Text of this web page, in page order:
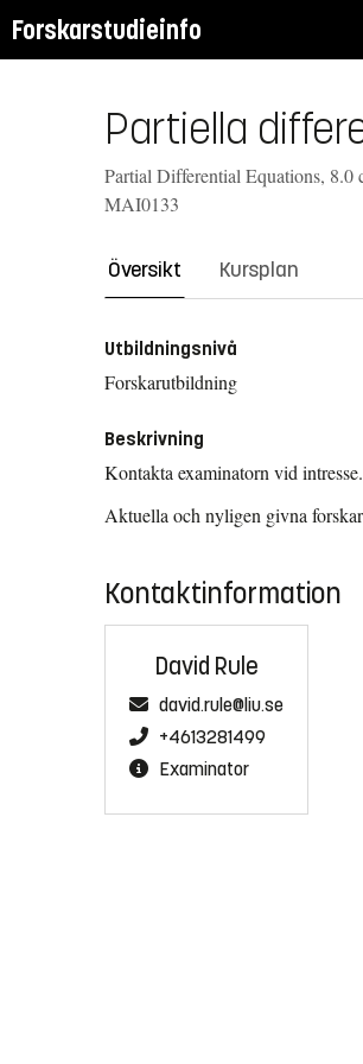
Forskarstudieinfo
Partiella
Partial Differential Equations, 8.0
MAI0133
Översikt Kursplan
Utbildningsnivå
Forskarutbildning
Beskrivning
Kontakta examinatorn vid intresse.
Aktuella och nyligen givna
Kontaktinformation
David Rule
david.rule@liu.se
+4613281499
Examinator